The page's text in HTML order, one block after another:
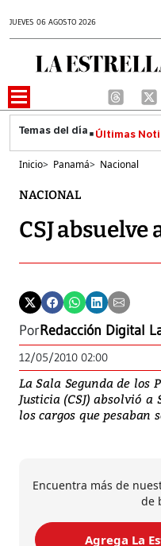
JUEVES 06 AGOSTO 2026
Últimas
Inicio> Panamá> Nacional
NACIONAL
CSJ
PorRedacción Digital
12/05/2010 02:00
La Sala Segunda de los
Justicia (CSJ) absolvió
los cargos que pesaban
Encuentra más de
de
Agrega La